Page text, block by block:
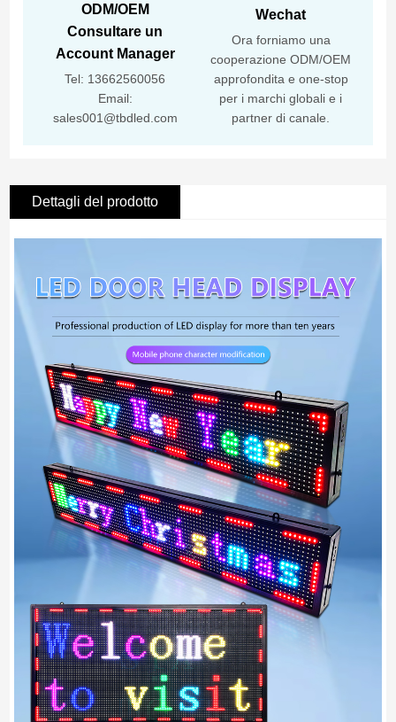
ODM/OEM
Consultare un
Account Manager
Tel: 13662560056
Email:
sales001@tbdled.com
Wechat
Ora forniamo una
cooperazione ODM/OEM
approfondita e one-stop
per i marchi globali e i
partner di canale.
Dettagli del prodotto